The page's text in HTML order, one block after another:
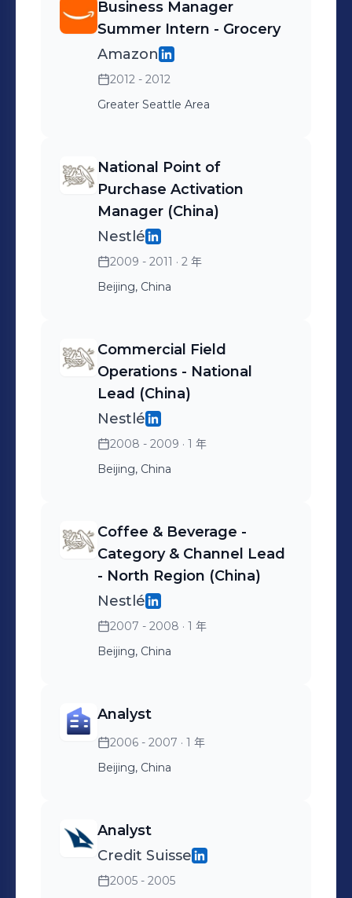
Business Manager
Summer Intern - Grocery
Amazon
2012 - 2012
Greater Seattle Area
National Point of
Purchase Activation
Manager (China)
Nestlé
2009 - 2011 · 2 年
Beijing, China
Commercial Field
Operations - National
Lead (China)
Nestlé
2008 - 2009 · 1 年
Beijing, China
Coffee & Beverage -
Category & Channel Lead
- North Region (China)
Nestlé
2007 - 2008 · 1 年
Beijing, China
Analyst
2006 - 2007 · 1 年
Beijing, China
Analyst
Credit Suisse
2005 - 2005